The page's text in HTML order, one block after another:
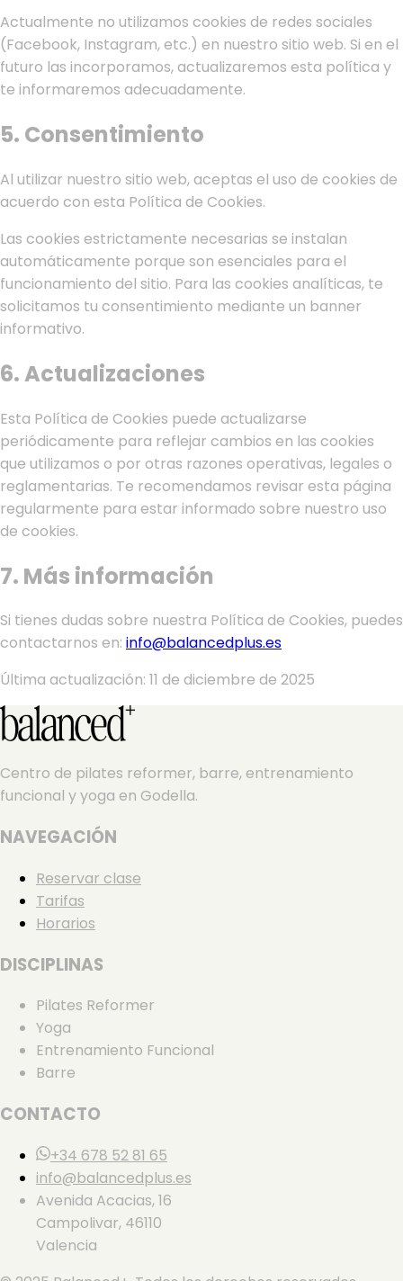
Actualmente no utilizamos cookies de redes sociales
(Facebook, Instagram, etc.) en nuestro sitio web. Si en el
futuro las incorporamos, actualizaremos esta política y
te informaremos adecuadamente.
5. Consentimiento
Al utilizar nuestro sitio web, aceptas el uso de cookies de
acuerdo con esta Política de Cookies.
Las cookies estrictamente necesarias se instalan
automáticamente porque son esenciales para el
funcionamiento del sitio. Para las cookies analíticas, te
solicitamos tu consentimiento mediante un banner
informativo.
6. Actualizaciones
Esta Política de Cookies puede actualizarse
periódicamente para reflejar cambios en las cookies
que utilizamos o por otras razones operativas, legales o
reglamentarias. Te recomendamos revisar esta página
regularmente para estar informado sobre nuestro uso
de cookies.
7. Más información
Si tienes dudas sobre nuestra Política de Cookies, puedes
contactarnos en: info@balancedplus.es
Última actualización: 11 de diciembre de 2025
Centro de pilates reformer, barre, entrenamiento
funcional y yoga en Godella.
NAVEGACIÓN
Reservar clase
Tarifas
Horarios
DISCIPLINAS
Pilates Reformer
Yoga
Entrenamiento Funcional
Barre
CONTACTO
+34 678 52 81 65
info@balancedplus.es
Avenida Acacias, 16
Campolivar, 46110
Valencia